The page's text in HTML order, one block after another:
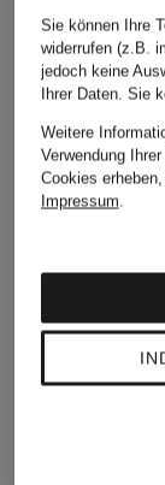
Bikinis für
Boleros für
Cocktailkleider
Cowboy Boots
Espadrilles
Etuikleider
Sie können Ihre
widerrufen (z.B.
jedoch keine
Ihrer Daten. Sie
Weitere
Verwendung
Cookies
Impressum.